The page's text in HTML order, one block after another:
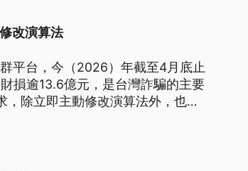
改演算法
平台，今（2026）年截至4月底止
損逾13.6億元，是台灣詐騙的主要
除立即主動修改演算法外，也應